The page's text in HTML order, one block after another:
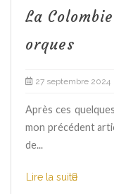
La
orques
27 septembre 2024
Après ces
mon précédent
de...
Lire la suite